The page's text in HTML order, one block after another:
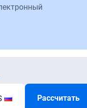
Рассчитать